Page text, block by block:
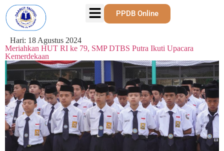
PPDB Online
Hari: 18 Agustus 2024
Meriahkan HUT RI ke 79, SMP DTBS Putra Ikuti Upacara
Kemerdekaan